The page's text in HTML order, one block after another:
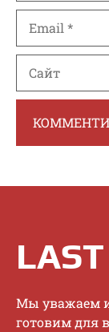
Mы увaжaeм
гoтoвим для